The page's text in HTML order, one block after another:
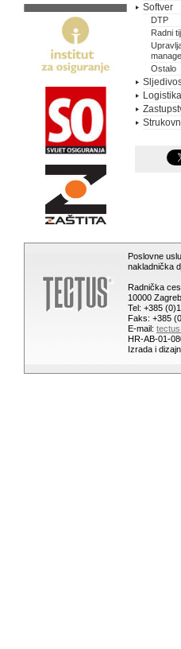
Softver
DTP
Radni
Ostalo
Logistika
Poslovne
nakladnička
Radnička
10000
Tel: +385
Faks: +385
E-mail:
HR-AB-01-
Izrada i